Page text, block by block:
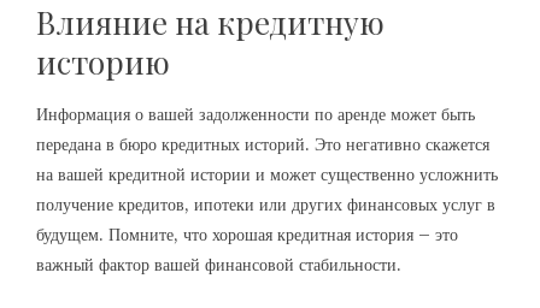
Влияние на кредитную
историю
Информация о вашей задолженности по аренде может быть
передана в бюро кредитных историй. Это негативно скажется
на вашей кредитной истории и может существенно усложнить
получение кредитов, ипотеки или других финансовых услуг в
будущем. Помните, что хорошая кредитная история – это
важный фактор вашей финансовой стабильности.